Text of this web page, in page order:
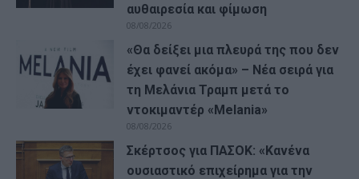
αυθαιρεσία και φίμωση
08/08/2026
«Θα δείξει μια πλευρά της που δεν
έχει φανεί ακόμα» – Νέα σειρά για
τη Μελάνια Τραμπ μετά το
ντοκιμαντέρ «Melania»
08/08/2026
Σκέρτσος για ΠΑΣΟΚ: «Κανένα
ουσιαστικό επιχείρημα για την